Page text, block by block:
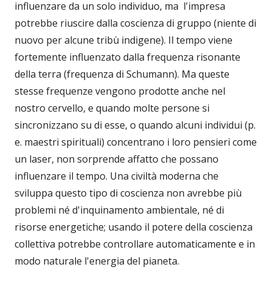
influenzare da un solo individuo, ma l'impresa
potrebbe riuscire dalla coscienza di gruppo (niente di
nuovo per alcune tribù indigene). Il tempo viene
fortemente influenzato dalla frequenza risonante
della terra (frequenza di Schumann). Ma queste
stesse frequenze vengono prodotte anche nel
nostro cervello, e quando molte persone si
sincronizzano su di esse, o quando alcuni individui (p.
e. maestri spirituali) concentrano i loro pensieri come
un laser, non sorprende affatto che possano
influenzare il tempo. Una civiltà moderna che
sviluppa questo tipo di coscienza non avrebbe più
problemi né d'inquinamento ambientale, né di
risorse energetiche; usando il potere della coscienza
collettiva potrebbe controllare automaticamente e in
modo naturale l'energia del pianeta.